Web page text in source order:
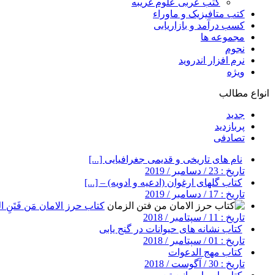
کتب عربی علوم غریبه
کتب متافیزیک و ماوراء
کسب درآمد و بازاریابی
مجموعه ها
نجوم
نرم افزار اندروید
ویژه
انواع مطالب
جدید
پربازدید
تصادفی
نام های تاریخی و قدیمی جغرافیایی [...]
تاریخ : 23 / دسامبر / 2019
کتاب گلهای ارغوان (ادعیه و ادویه) – [...]
تاریخ : 17 / دسامبر / 2019
کتاب حرز الامان مَن فَتَنِ
تاریخ : 11 / سپتامبر / 2018
کتاب نشانه های حیوانات در گنج یابی
تاریخ : 01 / سپتامبر / 2018
کتاب مهج الدعوات
تاریخ : 30 / آگوست / 2018